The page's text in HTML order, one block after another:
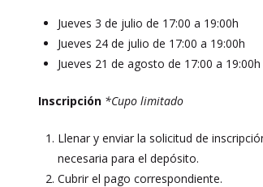
Jueves 3 de julio de 17:00 a 19:00h
Jueves 24 de julio de 17:00 a 19:00h
Jueves 21 de agosto de 17:00 a 19:00h
Inscripción *Cupo limitado
Llenar y enviar la solicitud de
necesaria para el depósito.
Cubrir el pago correspondiente.